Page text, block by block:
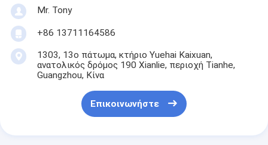
Mr. Tony
+86 13711164586
1303, 13ο πάτωμα, κτήριο Yuehai Kaixuan,
ανατολικός δρόμος 190 Xianlie, περιοχή Tianhe,
Guangzhou, Κίνα
Επικοινωνήστε